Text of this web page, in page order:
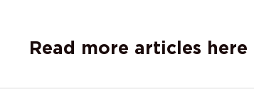
Read more articles here